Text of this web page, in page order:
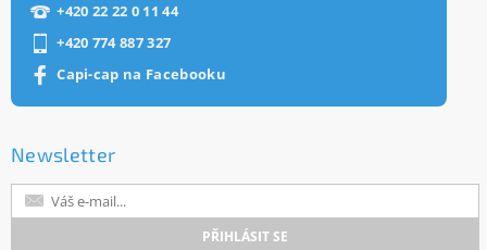
+420 22 22 0 11 44
+420 774 887 327
Capi-cap na Facebooku
Newsletter